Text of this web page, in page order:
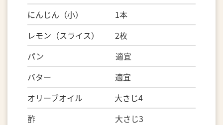
にんじん（小） 1本
レモン（スライス） 2枚
パン 適宜
バター 適宜
オリーブオイル 大さじ4
酢 大さじ3